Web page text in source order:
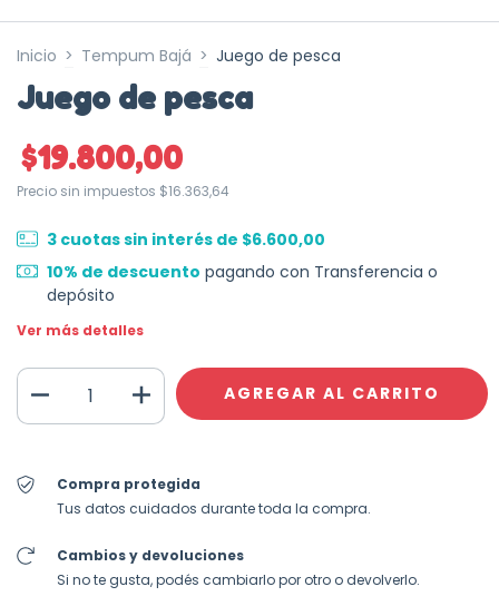
Inicio > Tempum Bajá > Juego de pesca
Juego de pesca
$19.800,00
Precio sin impuestos $16.363,64
3 cuotas sin interés de $6.600,00
10% de descuento pagando con Transferencia o
depósito
Ver más detalles
Compra protegida
Tus datos cuidados durante toda la compra.
Cambios y devoluciones
Si no te gusta, podés cambiarlo por otro o devolverlo.